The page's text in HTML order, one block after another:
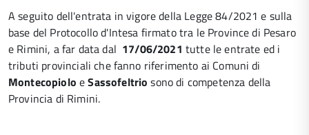
A seguito dell'entrata in vigore della Legge 84/2021 e sulla
base del Protocollo d'Intesa firmato tra le Province di Pesaro
e Rimini, a far data dal 17/06/2021 tutte le entrate ed i
tributi provinciali che fanno riferimento ai Comuni di
Montecopiolo eSassofeltrio sono di competenza della
Provincia di Rimini.